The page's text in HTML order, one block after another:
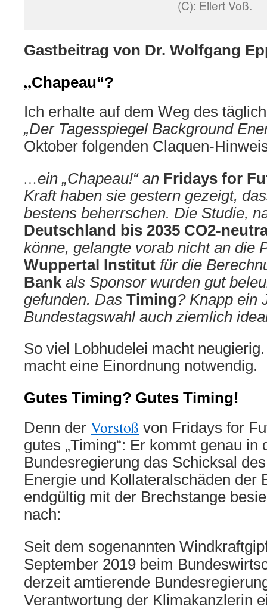
(C): Eilert Voß.
Gastbeitrag von Dr. Wolfgang
„Chapeau“?
Ich erhalte auf dem Weg des
„Der Tagesspiegel Background
Oktober folgenden Claquen-
…ein „Chapeau!“ an Fridays for
Kraft haben sie gestern gezeigt,
bestens beherrschen. Die Studie,
Deutschland bis 2035 CO2-
könne, gelangte vorab nicht an die
Wuppertal Institut für die
Bank als Sponsor wurden gut
gefunden. Das Timing? Knapp ein
Bundestagswahl auch ziemlich
So viel Lobhudelei macht
macht eine Einordnung notwendig.
Gutes Timing? Gutes Timing!
Denn der Vorstoß von Fridays for
gutes „Timing“: Er kommt genau in
Bundesregierung das Schicksal
Energie und Kollateralschäden der
endgültig mit der Brechstange
nach:
Seit dem sogenannten
September 2019 beim
derzeit amtierende
Verantwortung der Klimakanzlerin